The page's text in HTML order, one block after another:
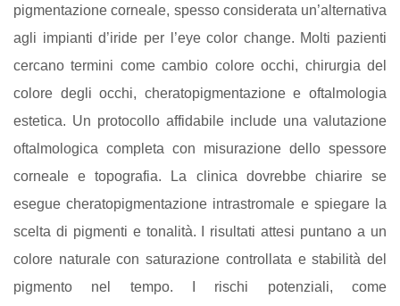
pigmentazione corneale, spesso considerata un’alternativa
agli impianti d’iride per l’eye color change. Molti pazienti
cercano termini come cambio colore occhi, chirurgia del
colore degli occhi, cheratopigmentazione e oftalmologia
estetica. Un protocollo affidabile include una valutazione
oftalmologica completa con misurazione dello spessore
corneale e topografia. La clinica dovrebbe chiarire se
esegue cheratopigmentazione intrastromale e spiegare la
scelta di pigmenti e tonalità. I risultati attesi puntano a un
colore naturale con saturazione controllata e stabilità del
pigmento nel tempo. I rischi potenziali, come